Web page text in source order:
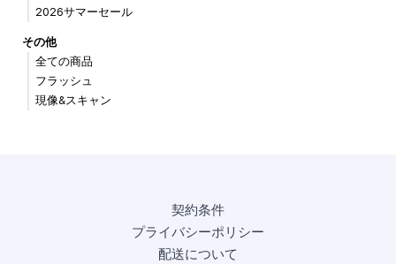
2026サマーセール
その他
全ての商品
フラッシュ
現像&スキャン
契約条件
プライバシーポリシー
配送について